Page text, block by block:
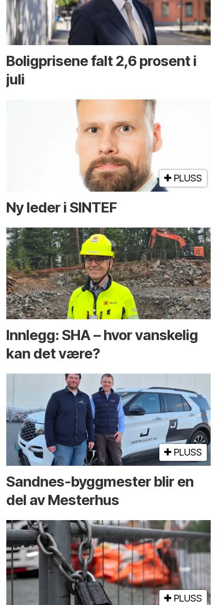
Boligprisene falt 2,6 prosent i
juli
PLUSS
Ny leder i SINTEF
Innlegg: SHA – hvor vanskelig
kan det være?
PLUSS
Sandnes-byggmester blir en
del av Mesterhus
PLUSS